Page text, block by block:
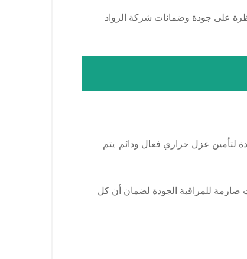
على جودة وضمانات شركة الرواد
لتأمين عزل حراري فعال ودائم. يتم
صارمة للمراقبة الجودة لضمان أن كل